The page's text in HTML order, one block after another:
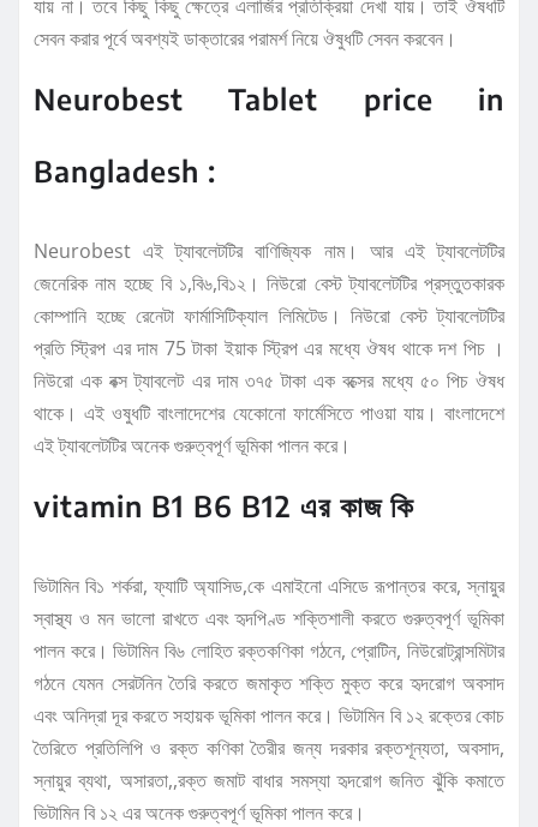
যায় না। তবে কিছু কিছু ক্ষেত্রে এলার্জির প্রতিক্রিয়া দেখা যায়। তাই ঔষধটি
সেবন করার পূর্বে অবশ্যই ডাক্তারের পরামর্শ নিয়ে ঔষুধটি সেবন করবেন।
Neurobest Tablet price in
Bangladesh :
Neurobest এই ট্যাবলেটটির বাণিজ্যিক নাম। আর এই ট্যাবলেটটির
জেনেরিক নাম হচ্ছে বি ১,বি৬,বি১২। নিউরো বেস্ট ট্যাবলেটটির প্রস্তুতকারক
কোম্পানি হচ্ছে রেনেটা ফার্মাসিটিক্যাল লিমিটেড। নিউরো বেস্ট ট্যাবলেটটির
প্রতি স্ট্রিপ এর দাম 75 টাকা ইয়াক স্ট্রিপ এর মধ্যে ঔষধ থাকে দশ পিচ ।
নিউরো এক বক্স ট্যাবলেট এর দাম ৩৭৫ টাকা এক বক্সের মধ্যে ৫০ পিচ ঔষধ
থাকে। এই ওষুধটি বাংলাদেশের যেকোনো ফার্মেসিতে পাওয়া যায়। বাংলাদেশে
এই ট্যাবলেটটির অনেক গুরুত্বপূর্ণ ভূমিকা পালন করে।
vitamin B1 B6 B12 এর কাজ কি
ভিটামিন বি১ শর্করা, ফ্যাটি অ্যাসিড,কে এমাইনো এসিডে রূপান্তর করে, স্নায়ুর
স্বাস্থ্য ও মন ভালো রাখতে এবং হৃদপিণ্ড শক্তিশালী করতে গুরুত্বপূর্ণ ভূমিকা
পালন করে। ভিটামিন বি৬ লোহিত রক্তকণিকা গঠনে, প্রোটিন, নিউরোট্রান্সমিটার
গঠনে যেমন সেরটনিন তৈরি করতে জমাকৃত শক্তি মুক্ত করে হৃদরোগ অবসাদ
এবং অনিদ্রা দূর করতে সহায়ক ভূমিকা পালন করে। ভিটামিন বি ১২ রক্তের কোচ
তৈরিতে প্রতিলিপি ও রক্ত কণিকা তৈরীর জন্য দরকার রক্তশূন্যতা, অবসাদ,
স্নায়ুর ব্যথা, অসারতা,,রক্ত জমাট বাধার সমস্যা হৃদরোগ জনিত ঝুঁকি কমাতে
ভিটামিন বি ১২ এর অনেক গুরুত্বপূর্ণ ভূমিকা পালন করে।